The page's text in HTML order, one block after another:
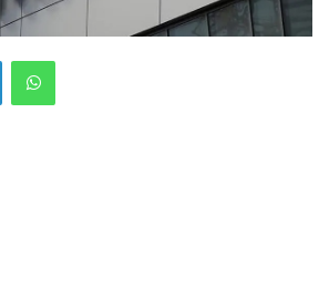
LinkedInWhatsApp